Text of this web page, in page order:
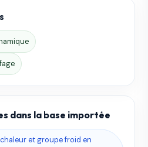
dans la base importée
et groupe froid en